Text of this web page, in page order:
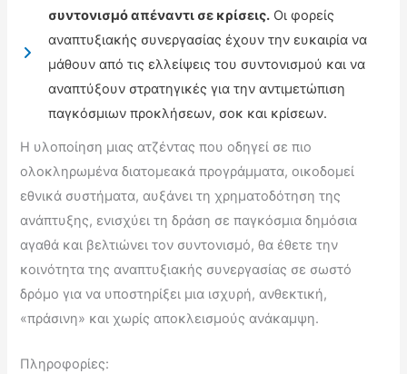
συντονισμό απέναντι σε κρίσεις. Οι φορείς
αναπτυξιακής συνεργασίας έχουν την ευκαιρία να
μάθουν από τις ελλείψεις του συντονισμού και να
αναπτύξουν στρατηγικές για την αντιμετώπιση
παγκόσμιων προκλήσεων, σοκ και κρίσεων.
Η υλοποίηση μιας ατζέντας που οδηγεί σε πιο
ολοκληρωμένα διατομεακά προγράμματα, οικοδομεί
εθνικά συστήματα, αυξάνει τη χρηματοδότηση της
ανάπτυξης, ενισχύει τη δράση σε παγκόσμια δημόσια
αγαθά και βελτιώνει τον συντονισμό, θα έθετε την
κοινότητα της αναπτυξιακής συνεργασίας σε σωστό
δρόμο για να υποστηρίξει μια ισχυρή, ανθεκτική,
«πράσινη» και χωρίς αποκλεισμούς ανάκαμψη.
Πληροφορίες: